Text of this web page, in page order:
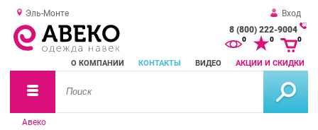
Эль-Монте
Вход
8 (800) 222-9004
О КОМПАНИИ КОНТАКТЫ ВИДЕО АКЦИИ И СКИДКИ
0 0 0
Авеко